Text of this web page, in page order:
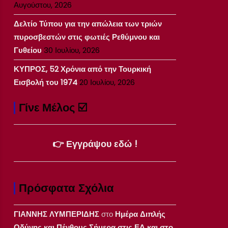
Αυγούστου, 2026
Δελτίο Τύπου για την απώλεια των τριών
πυροσβεστών στις φωτιές Ρεθύμνου και
Γυθείου 30 Ιουλίου, 2026
ΚΥΠΡΟΣ, 52 Χρόνια από την Τουρκική
Εισβολή του 197420 Ιουλίου, 2026
Γίνε Μέλος ☑️
👉 Εγγράψου εδώ !
Πρόσφατα Σχόλια
ΓΙΑΝΝΗΣ ΛΥΜΠΕΡΙΔΗΣστο Ημέρα Διπλής